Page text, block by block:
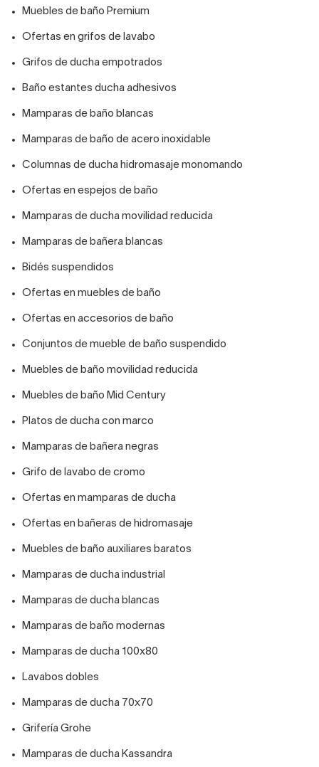
Muebles de baño Premium
Ofertas en grifos de lavabo
Grifos de ducha empotrados
Baño estantes ducha adhesivos
Mamparas de baño blancas
Mamparas de baño de acero inoxidable
Columnas de ducha hidromasaje monomando
Ofertas en espejos de baño
Mamparas de ducha movilidad reducida
Mamparas de bañera blancas
Bidés suspendidos
Ofertas en muebles de baño
Ofertas en accesorios de baño
Conjuntos de mueble de baño suspendido
Muebles de baño movilidad reducida
Muebles de baño Mid Century
Platos de ducha con marco
Mamparas de bañera negras
Grifo de lavabo de cromo
Ofertas en mamparas de ducha
Ofertas en bañeras de hidromasaje
Muebles de baño auxiliares baratos
Mamparas de ducha industrial
Mamparas de ducha blancas
Mamparas de baño modernas
Mamparas de ducha 100x80
Lavabos dobles
Mamparas de ducha 70x70
Grifería Grohe
Mamparas de ducha Kassandra